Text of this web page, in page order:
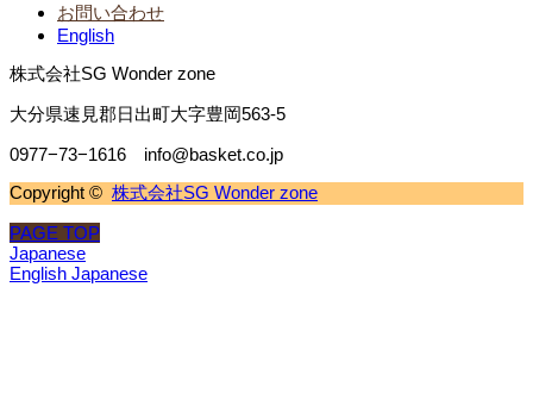
お問い合わせ
English
株式会社SG Wonder zone
大分県速見郡日出町大字豊岡563-5
0977−73−1616 info@basket.co.jp
Copyright © 株式会社SG Wonder zone
PAGE TOP
Japanese
English Japanese